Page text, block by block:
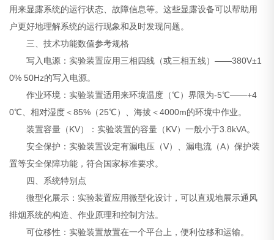
用来显露系统的运行状态、故障信息等。这些显露设备可以帮助用
户更好地理解系统的运行现象和及时发现问题。
三、技术功能数值参考规格
写入电源：实验装置应用三相四线（或三相五线）——380V±1
0% 50Hz的写入电源。
作业环境：实验装置适用来环境温度（℃）界限为-5℃——+4
0℃、相对湿度＜85%（25℃）、海拔＜4000m的环境中作业。
装置容量（KV）：实验装置的容量（KV）一般小于3.8kVA。
安全保护：实验装置设定有漏电压（V）、漏电流（A）保护装
置等安全保障功能，符合国家标准要求。
四、系统特别点
微型化展示：实验装置应用微型化设计，可以直观地展示通风
排烟系统的构造、作业原理和控制方法。
可位移性：实验装置放置在一个平台上，便利位移和运输。